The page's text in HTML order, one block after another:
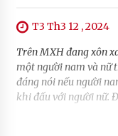
T3 Th3 12 , 2024
Trên MXH đang xôn
một người nam và nữ
đáng nói nếu người
khi đấu với người nữ.